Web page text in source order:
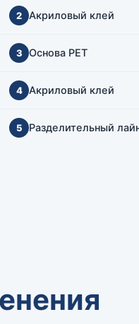
2 Акриловый клей
3 Основа PET
4 Акриловый клей
5 Разделительный